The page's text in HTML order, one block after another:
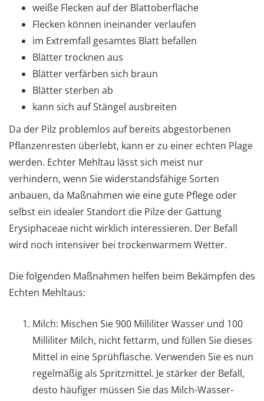
weiße Flecken auf der Blattoberfläche
Flecken können ineinander verlaufen
im Extremfall gesamtes Blatt befallen
Blätter trocknen aus
Blätter verfärben sich braun
Blätter sterben ab
kann sich auf Stängel ausbreiten
Da der Pilz problemlos auf bereits abgestorbenen
Pflanzenresten überlebt, kann er zu einer echten Plage
werden. Echter Mehltau lässt sich meist nur
verhindern, wenn Sie widerstandsfähige Sorten
anbauen, da Maßnahmen wie eine gute Pflege oder
selbst ein idealer Standort die Pilze der Gattung
Erysiphaceae nicht wirklich interessieren. Der Befall
wird noch intensiver bei trockenwarmem Wetter.
Die folgenden Maßnahmen helfen beim Bekämpfen des
Echten Mehltaus:
Milch: Mischen Sie 900 Milliliter Wasser und 100
Milliliter Milch, nicht fettarm, und füllen Sie dieses
Mittel in eine Sprühflasche. Verwenden Sie es nun
regelmäßig als Spritzmittel. Je stärker der Befall,
desto häufiger müssen Sie das Milch-Wasser-